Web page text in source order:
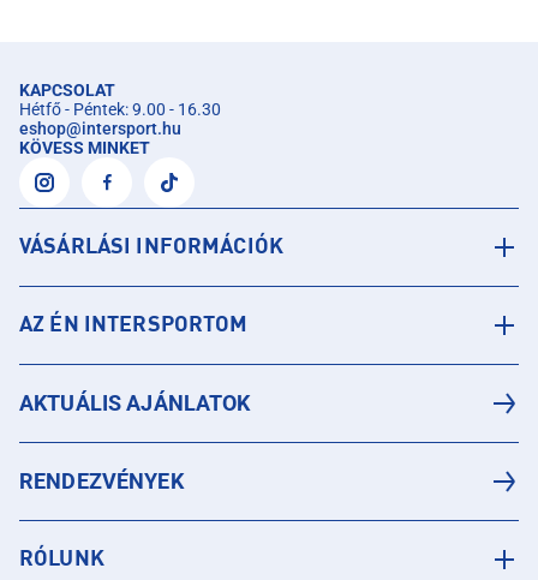
KAPCSOLAT
Hétfő - Péntek: 9.00 - 16.30
eshop@intersport.hu
KÖVESS MINKET
VÁSÁRLÁSI INFORMÁCIÓK
AZ ÉN INTERSPORTOM
AKTUÁLIS AJÁNLATOK
RENDEZVÉNYEK
RÓLUNK